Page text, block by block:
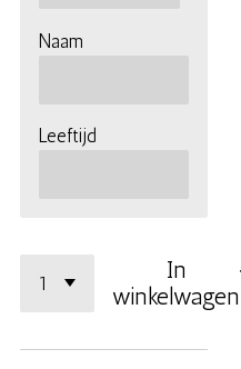
Naam
Leeftijd
In
winkelwagen